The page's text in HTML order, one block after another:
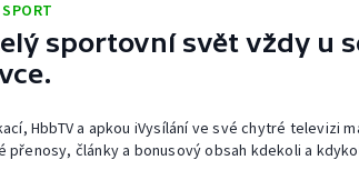
sportovní svět vždy u
HbbTV a apkou iVysílání ve své chytré televizi
přenosy, články a bonusový obsah kdekoli a